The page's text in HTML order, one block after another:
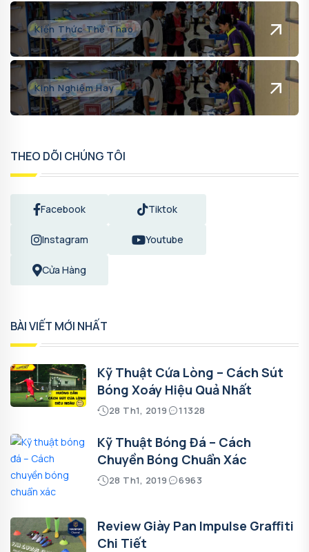
Kiến Thức Thể Thao
Kinh Nghiệm Hay
THEO DÕI CHÚNG TÔI
Facebook Tiktok
Instagram Youtube
Cửa Hàng
BÀI VIẾT MỚI NHẤT
Kỹ Thuật Cứa Lòng – Cách Sút
Bóng Xoáy Hiệu Quả Nhất
28 Th1, 2019 11328
Kỹ Thuật Bóng Đá – Cách
Chuyền Bóng Chuẩn Xác
28 Th1, 2019 6963
Review Giày Pan Impulse Graffiti
Chi Tiết